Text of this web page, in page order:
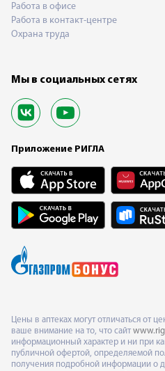
Работа в офисе
Работа в контакт-центре
Охрана труда
Мы в социальных сетях
Приложение РИГЛА
Цены в аптеках могут отличаться от
ваше внимание на то, что сайт
информационный характер и ни при
публичной офертой, определяемой
получения подробной информации о